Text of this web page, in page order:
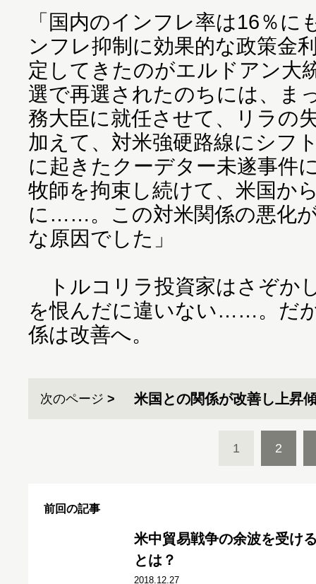
「国内のインフレ率は16％
ンフレ抑制に効果的な政策金
定してきたのがエルドアン大
選で再選されたのちには、ま
務大臣に就任させて、リラの
加えて、対米強硬路線にシフ
に起きたクーデター未遂事件
牧師を拘束し続けて、米国か
に……。この対米関係の悪化
な原因でした」
トルコリラ投資家はさぞか
を恨んだに違いない……。だ
係は改善へ。
次のページ 米国との関係が改善し上昇
1 2
前回の記事
米中貿易戦争の余波を受け
とは？
2018.12.27